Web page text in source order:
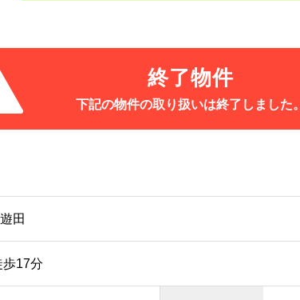
終了物件
下記の物件の取り扱いは終了しました。
田
17分